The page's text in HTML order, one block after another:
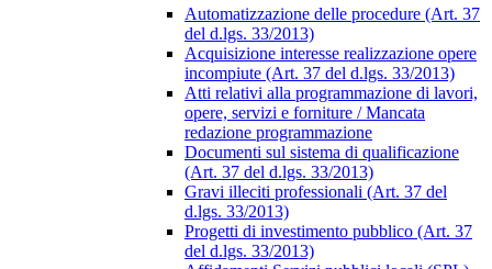
Automatizzazione delle procedure (Art. 37
del d.lgs. 33/2013)
Acquisizione interesse realizzazione opere
incompiute (Art. 37 del d.lgs. 33/2013)
Atti relativi alla programmazione di lavori,
opere, servizi e forniture / Mancata
redazione programmazione
Documenti sul sistema di qualificazione
(Art. 37 del d.lgs. 33/2013)
Gravi illeciti professionali (Art. 37 del
d.lgs. 33/2013)
Progetti di investimento pubblico (Art. 37
del d.lgs. 33/2013)